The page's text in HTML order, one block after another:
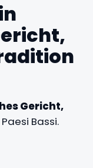
Gericht,
Bassi.